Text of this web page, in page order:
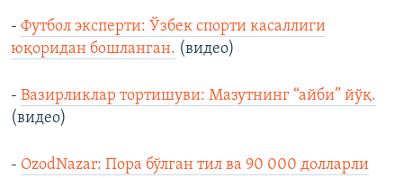
- Футбол эксперти: Ўзбек спорти касаллиги
юқоридан бошланган. (видео)
- Вазирликлар тортишуви: Мазутнинг “айби” йўқ.
(видео)
- OzodNazar: Пора бўлган тил ва 90 000 долларли